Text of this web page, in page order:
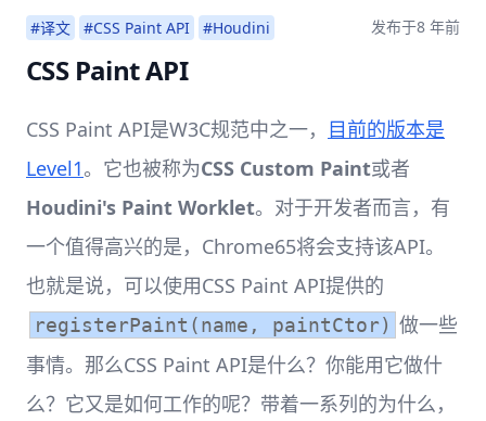
#译文 #CSS Paint API #Houdini 发布于8 年前
CSS Paint API
CSS Paint API是W3C规范中之一， 目前的版本是
Level1。它也被称为CSS Custom Paint或者
Houdini's Paint Worklet。对于开发者而言，有
一个值得高兴的是，Chrome65将会支持该API。
也就是说，可以使用CSS Paint API提供的
registerPaint(name, paintCtor) 做一些
事情。那么CSS Paint API是什么？你能用它做什
么？它又是如何工作的呢？带着一系列的为什么，